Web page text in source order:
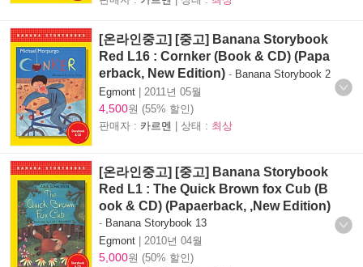
[온라인중고] [중고] Banana Storybook
Red L16 : Cornker (Book & CD) (Papa
erback, New Edition) - Banana Storybook 2
Egmont | 2011년 05월
4,500원 (55% 할인)
판매자 : 카르멘 | 상태 : 최상
[온라인중고] [중고] Banana Storybook
Red L1 : The Quick Brown fox Cub (B
ook & CD) (Papaerback, ,New Edition)
- Banana Storybook 13
Egmont | 2010년 04월
5,000원 (50% 할인)